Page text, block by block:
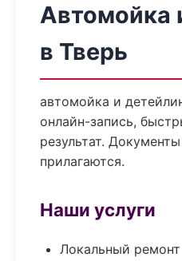
Автомойка
в Тверь
автомойка и
онлайн-запись,
результат.
прилагаются.
Наши услуги
Локальный